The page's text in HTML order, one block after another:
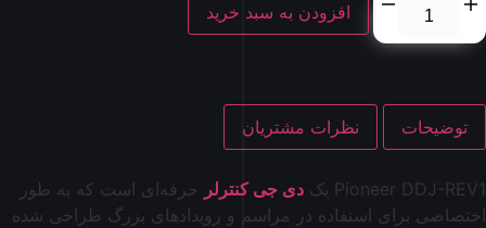
افزودن به سبد خرید
توضیحات نظرات مشتریان
Pioneer DDJ-REV1 یک دی جی کنترلر حرفه‌ای است که به طور
اختصاصی برای استفاده در مراسم و رویدادهای بزرگ طراحی شده